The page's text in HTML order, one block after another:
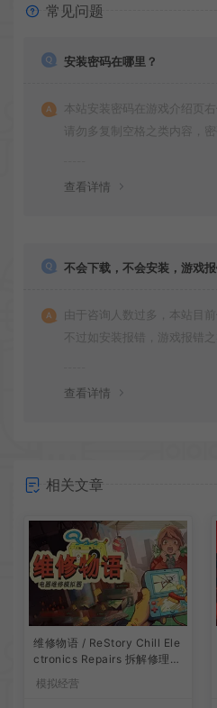
常见问题
安装密码在哪里？
本站安装密码在游戏介绍页
请勿多复制空格之类内容，
查看详情
不会下载，不会安装，游戏
由于咨询人数过多，本站目
不过如安装报错，游戏报错
查看详情
相关文章
维修物语 / ReStory Chill Ele
ctronics Repairs 拆解修理模
模拟经营